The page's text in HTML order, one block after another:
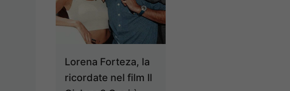
Lorena Forteza, la
ricordate nel film Il